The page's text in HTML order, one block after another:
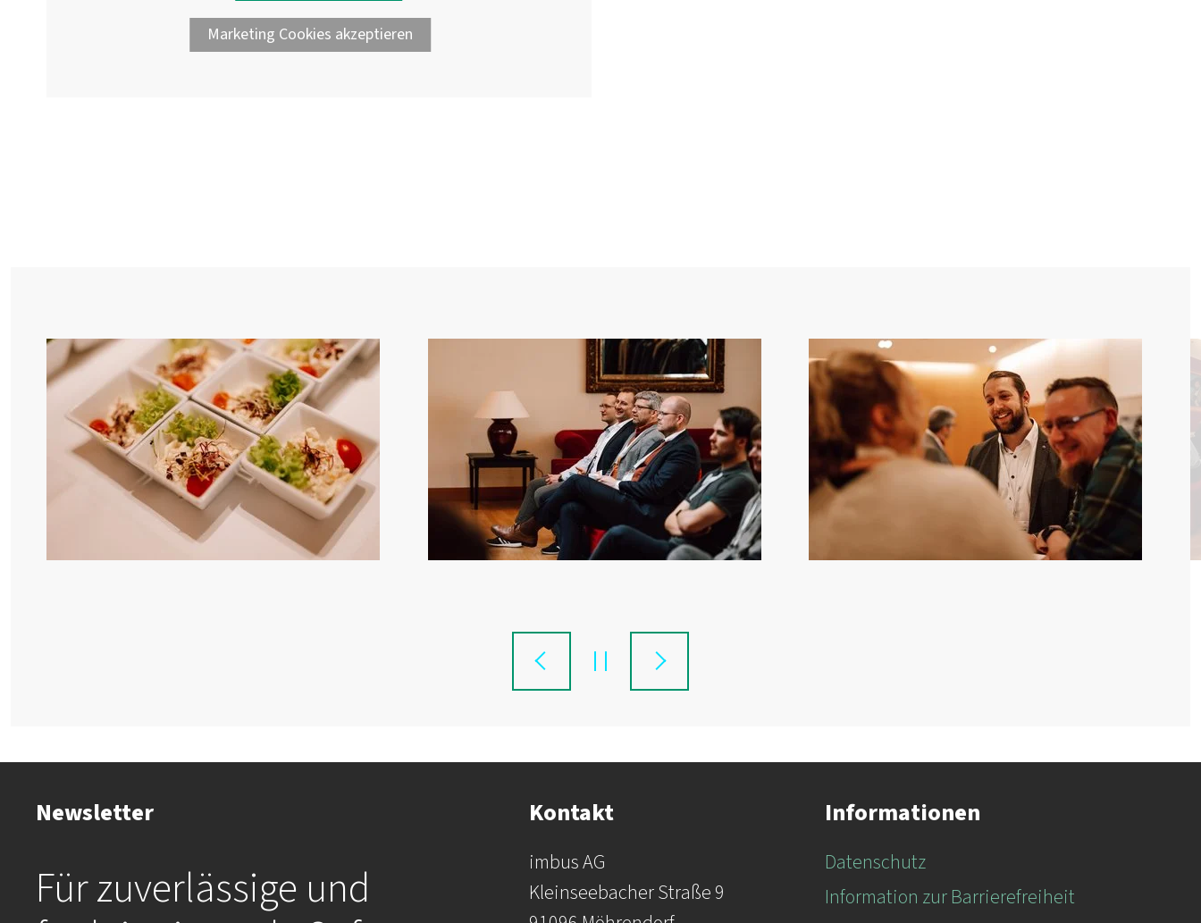
Marketing Cookies akzeptieren
Newsletter
Für zuverlässige und
Kontakt
imbus AG
Kleinseebacher Straße 9
Informationen
Datenschutz
Information zur Barrierefreiheit